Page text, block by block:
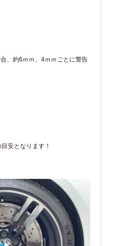
、約6ｍｍ、4ｍｍごとに警告
安となります！